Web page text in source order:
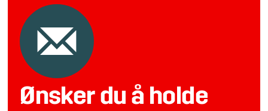
Ønsker du å holde